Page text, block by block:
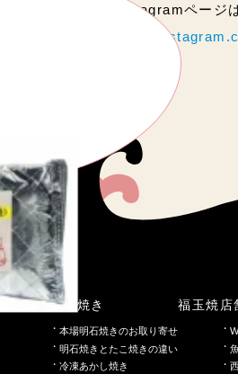
当店のInstagramページ
https://
こだわり明石焼き
本場明石焼きのお取り寄せ
明石焼きとたこ焼きの違い
冷凍あかし焼き
福玉焼 店